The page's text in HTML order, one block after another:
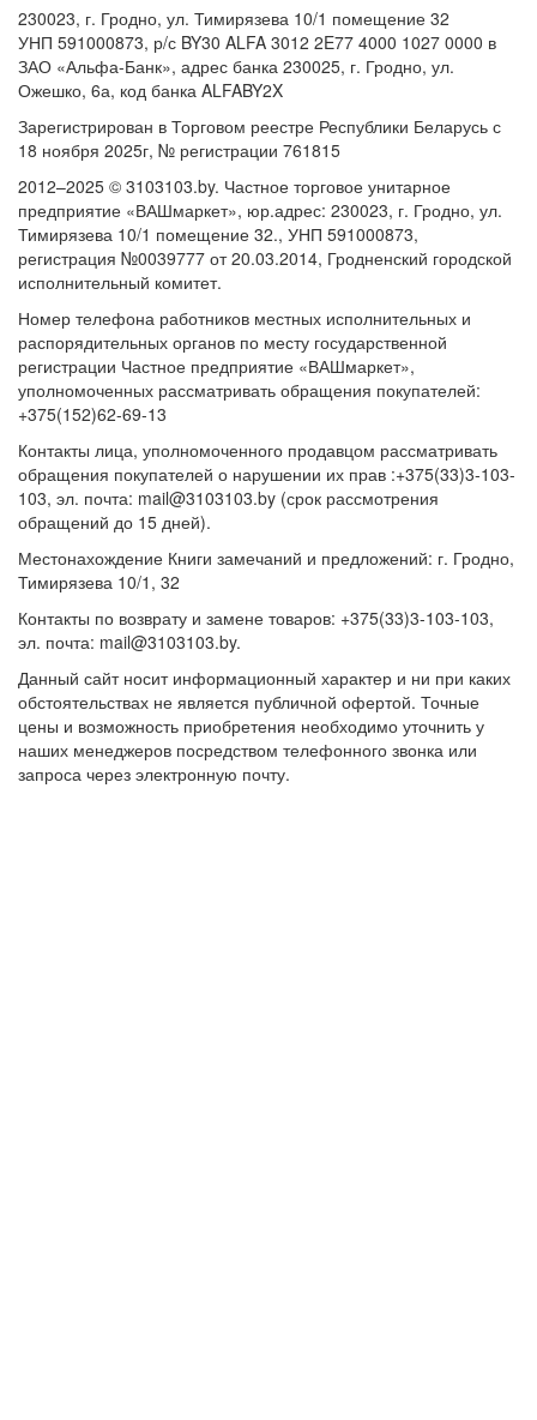
230023, г. Гродно, ул. Тимирязева 10/1 помещение 32
УНП 591000873, р/с BY30 ALFA 3012 2E77 4000 1027 0000 в
ЗАО «Альфа-Банк», адрес банка 230025, г. Гродно, ул.
Ожешко, 6а, код банка ALFABY2X
Зарегистрирован в Торговом реестре Республики Беларусь с
18 ноября 2025г, № регистрации 761815
2012–2025 © 3103103.by. Частное торговое унитарное
предприятие «ВАШмаркет», юр.адрес: 230023, г. Гродно, ул.
Тимирязева 10/1 помещение 32., УНП 591000873,
регистрация №0039777 от 20.03.2014, Гродненский городской
исполнительный комитет.
Номер телефона работников местных исполнительных и
распорядительных органов по месту государственной
регистрации Частное предприятие «ВАШмаркет»,
уполномоченных рассматривать обращения покупателей:
+375(152)62-69-13
Контакты лица, уполномоченного продавцом рассматривать
обращения покупателей о нарушении их прав :+375(33)3-103-
103, эл. почта: mail@3103103.by (срок рассмотрения
обращений до 15 дней).
Местонахождение Книги замечаний и предложений: г. Гродно,
Тимирязева 10/1, 32
Контакты по возврату и замене товаров: +375(33)3-103-103,
эл. почта: mail@3103103.by.
Данный сайт носит информационный характер и ни при каких
обстоятельствах не является публичной офертой. Точные
цены и возможность приобретения необходимо уточнить у
наших менеджеров посредством телефонного звонка или
запроса через электронную почту.